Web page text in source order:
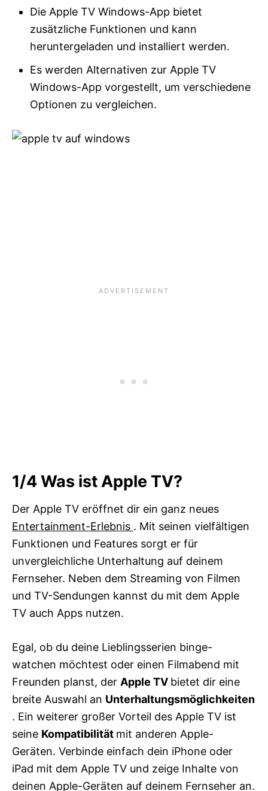
Die Apple TV Windows-App bietet
zusätzliche Funktionen und kann
heruntergeladen und installiert werden.
Es werden Alternativen zur Apple TV
Windows-App vorgestellt, um verschiedene
Optionen zu vergleichen.
1/4Was ist Apple TV?
Der Apple TV eröffnet dir ein ganz neues
Entertainment-Erlebnis . Mit seinen vielfältigen
Funktionen und Features sorgt er für
unvergleichliche Unterhaltung auf deinem
Fernseher. Neben dem Streaming von Filmen
und TV-Sendungen kannst du mit dem Apple
TV auch Apps nutzen.
Egal, ob du deine Lieblingsserien binge-
watchen möchtest oder einen Filmabend mit
Freunden planst, der Apple TV bietet dir eine
breite Auswahl an Unterhaltungsmöglichkeiten
. Ein weiterer großer Vorteil des Apple TV ist
seine Kompatibilität mit anderen Apple-
Geräten. Verbinde einfach dein iPhone oder
iPad mit dem Apple TV und zeige Inhalte von
deinen Apple-Geräten auf deinem Fernseher an.